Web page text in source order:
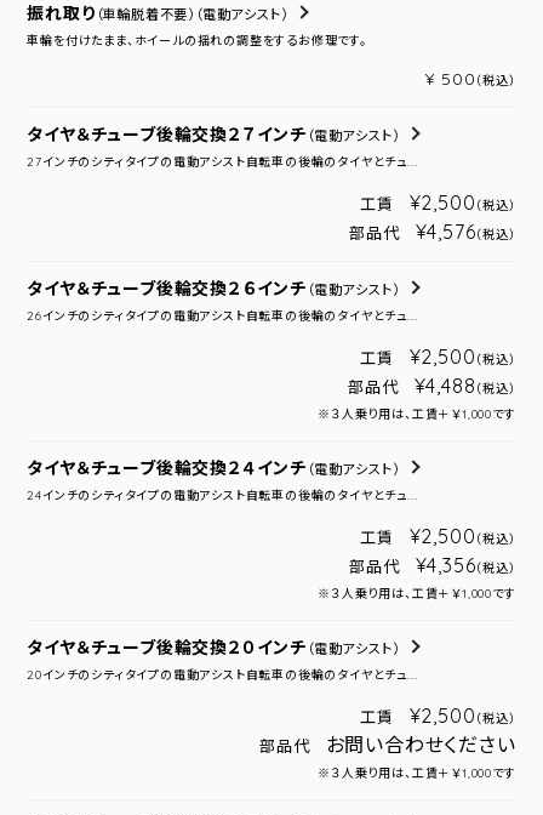
振れ取り （車輪脱着不要） （電動アシスト）
車輪を付けたまま、ホイールの揺れの調整をするお修理です。
¥ 500 （税込）
タイヤ＆チューブ後輪交換２７インチ （電動アシスト）
27インチのシティタイプの電動アシスト自転車の後輪のタイヤとチュ...
工賃 ¥2,500 （税込）
部品代 ¥4,576（税込）
タイヤ＆チューブ後輪交換２６インチ （電動アシスト）
26インチのシティタイプの電動アシスト自転車の後輪のタイヤとチュ...
工賃 ¥2,500 （税込）
部品代 ¥4,488 （税込）
※３人乗り用は、工賃＋￥1,000です
タイヤ＆チューブ後輪交換２４インチ （電動アシスト）
24インチのシティタイプの電動アシスト自転車の後輪のタイヤとチュ...
工賃 ¥2,500 （税込）
部品代 ¥4,356（税込）
※３人乗り用は、工賃＋￥1,000です
タイヤ＆チューブ後輪交換２０インチ （電動アシスト）
20インチのシティタイプの電動アシスト自転車の後輪のタイヤとチュ...
工賃 ¥2,500 （税込）
部品代 お問い合わせください
※３人乗り用は、工賃＋￥1,000です